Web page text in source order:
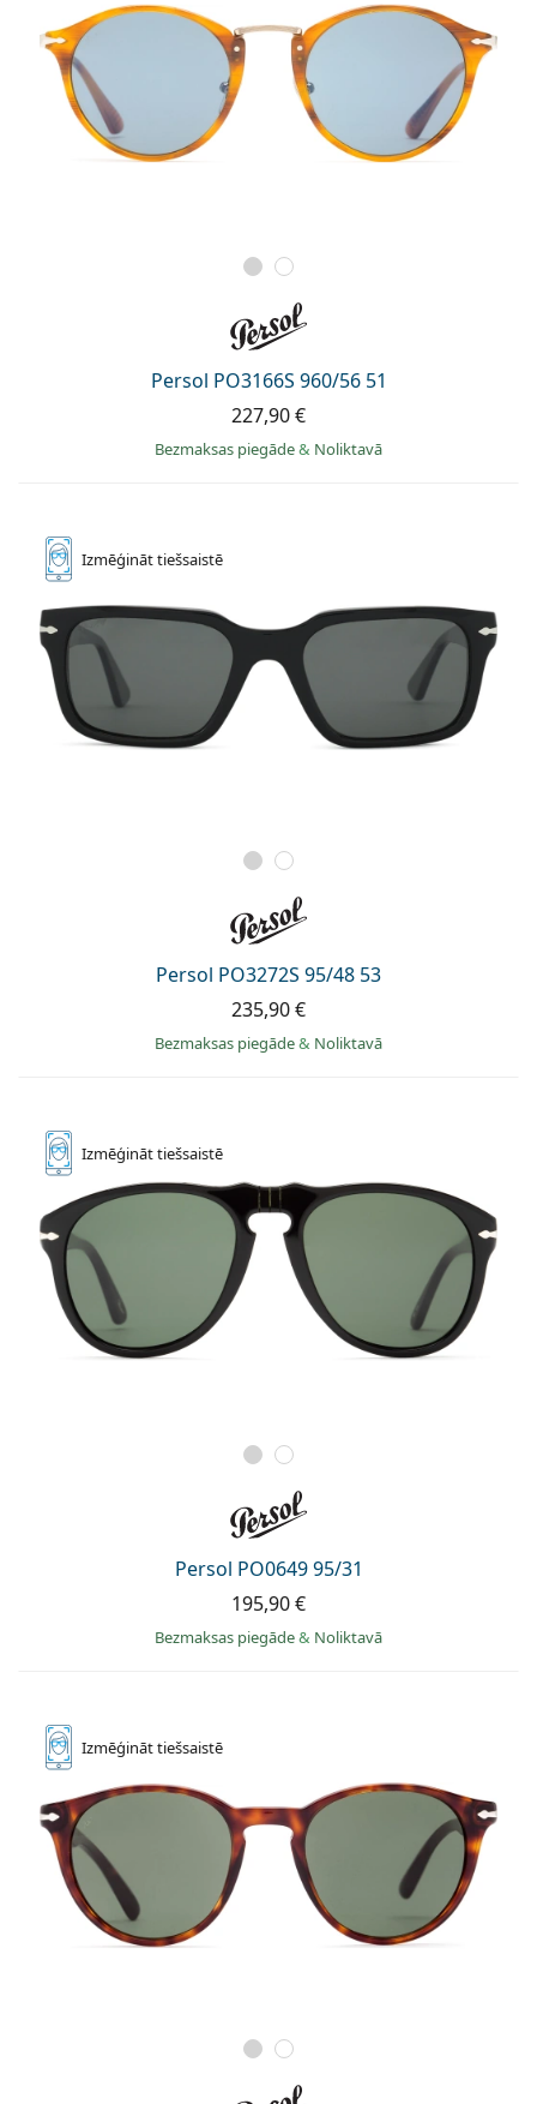
Persol PO3166S 960/56 51
227,90 €
Bezmaksas piegāde& Noliktavā
Izmēģināttiešsaistē
Persol PO3272S 95/48 53
235,90 €
Bezmaksas piegāde& Noliktavā
Izmēģināttiešsaistē
Persol PO0649 95/31
195,90 €
Bezmaksas piegāde& Noliktavā
Izmēģināttiešsaistē